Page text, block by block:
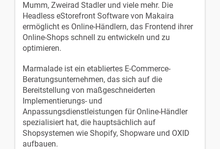
Mumm, Zweirad Stadler und viele mehr. Die
Headless eStorefront Software von Makaira
ermöglicht es Online-Händlern, das Frontend ihrer
Online-Shops schnell zu entwickeln und zu
optimieren.
Marmalade ist ein etabliertes E-Commerce-
Beratungsunternehmen, das sich auf die
Bereitstellung von maßgeschneiderten
Implementierungs- und
Anpassungsdienstleistungen für Online-Händler
spezialisiert hat, die hauptsächlich auf
Shopsystemen wie Shopify, Shopware und OXID
aufbauen.